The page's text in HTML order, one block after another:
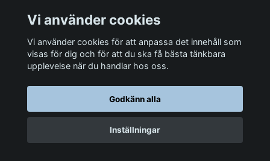
med skärbräda för
Dometic kylbox 95L
Flaklock Almeco
Mitsubishi L200 Club
Vi använder cookies
Vi använder cookies för att anpassa det innehåll som
visas för dig och för att du ska få bästa tänkbara
upplevelse när du handlar hos oss.
Godkänn alla
Inställningar